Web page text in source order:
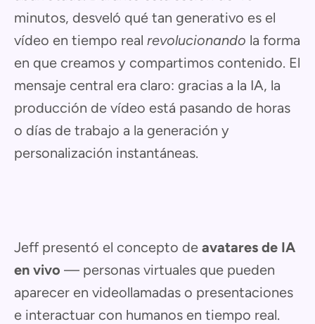
minutos, desveló qué tan generativo es el
vídeo en tiempo real revolucionando la forma
en que creamos y compartimos contenido. El
mensaje central era claro: gracias a la IA, la
producción de vídeo está pasando de horas
o días de trabajo a la generación y
personalización instantáneas.
Jeff presentó el concepto de avatares de IA
en vivo — personas virtuales que pueden
aparecer en videollamadas o presentaciones
e interactuar con humanos en tiempo real.